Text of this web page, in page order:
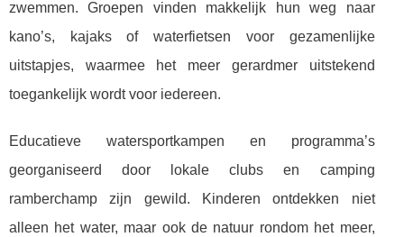
zwemmen. Groepen vinden makkelijk hun weg naar
kano’s, kajaks of waterfietsen voor gezamenlijke
uitstapjes, waarmee het meer gerardmer uitstekend
toegankelijk wordt voor iedereen.
Educatieve watersportkampen en programma’s
georganiseerd door lokale clubs en camping
ramberchamp zijn gewild. Kinderen ontdekken niet
alleen het water, maar ook de natuur rondom het meer,